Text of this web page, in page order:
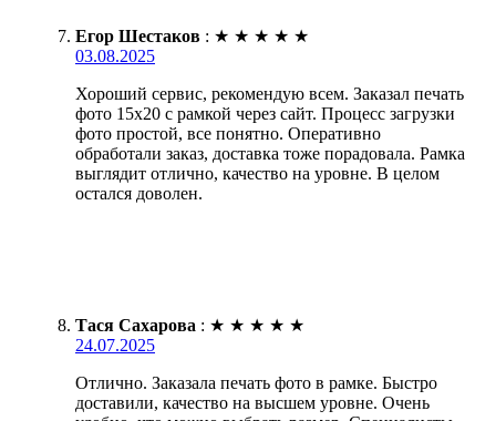
Егор Шестаков : ★ ★ ★ ★ ★
03.08.2025
Хороший сервис, рекомендую всем. Заказал печать
фото 15х20 с рамкой через сайт. Процесс загрузки
фото простой, все понятно. Оперативно
обработали заказ, доставка тоже порадовала. Рамка
выглядит отлично, качество на уровне. В целом
остался доволен.
Тася Сахарова : ★ ★ ★ ★ ★
24.07.2025
Отлично. Заказала печать фото в рамке. Быстро
доставили, качество на высшем уровне. Очень